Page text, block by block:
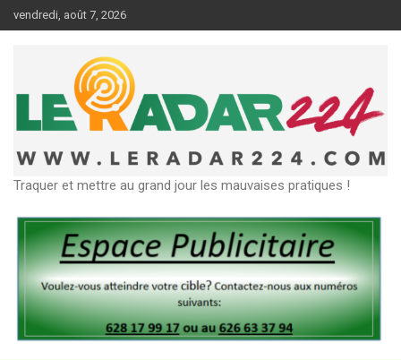
au
vendredi, août 7, 2026
Traquer et mettre au grand jour les mauvaises pratiques !